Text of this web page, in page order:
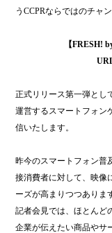
うCCPRならではのチャ
【FRESH!
正式リリース第一弾とし
運営するスマートフォ
信いたします。
昨今のスマートフォン普
接消費者に対して、映像
ーズが高まりつつありま
記者会見では、ほとんど
企業が伝えたい商品やサ